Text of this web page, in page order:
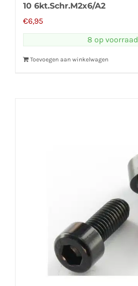
10 6kt.Schr.M2x6/A2
€6,95
8 op voorraad
Toevoegen aan winkelwagen